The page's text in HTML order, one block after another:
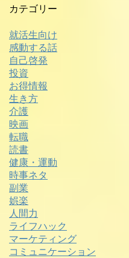
カテゴリー
就活生向け
感動する話
自己啓発
投資
お得情報
生き方
介護
映画
転職
読書
健康・運動
時事ネタ
副業
娯楽
人間力
ライフハック
マーケティング
コミュニケーション